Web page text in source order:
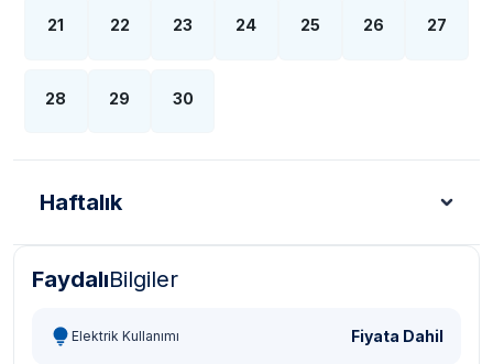
21 22 23 24 25 26 27
28 29 30
Haftalık
Türk Lirası - TL
FaydalıBilgiler
Elektrik Kullanımı Fiyata Dahil